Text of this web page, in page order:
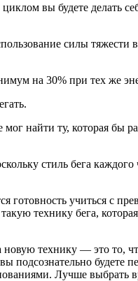
вы будете делать
силы тяжести в
на 30% при тех же
найти ту, которая бы
стиль бега каждого
готовность учиться с
технику бега,
новую технику — это то,
подсознательно будете
Лучше выбрать